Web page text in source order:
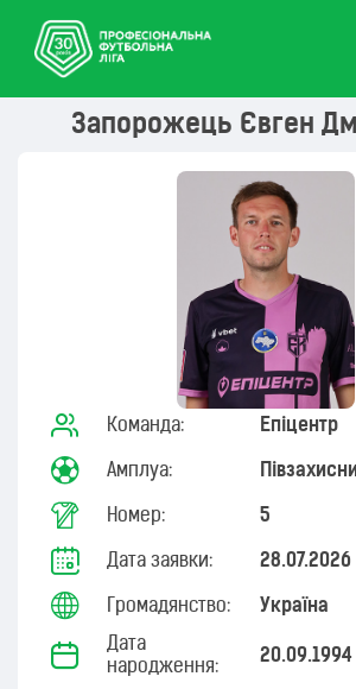
Запорожець Євген
Команда: Епіцентр
Амплуа:
Номер: 5
Дата заявки: 28.07.2026
Громадянство: Україна
Дата
народження:
20.09.1994